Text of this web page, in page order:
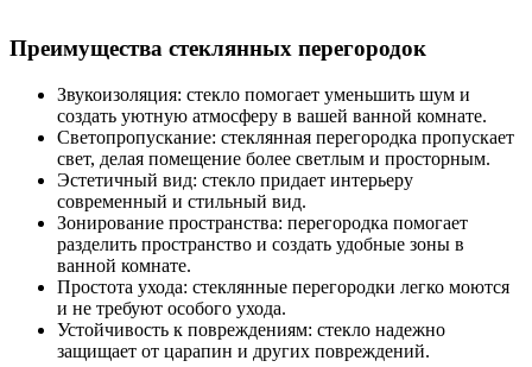
Преимущества стеклянных перегородок
Звукоизоляция: стекло помогает уменьшить шум и
создать уютную атмосферу в вашей ванной комнате.
Светопропускание: стеклянная перегородка пропускает
свет, делая помещение более светлым и просторным.
Эстетичный вид: стекло придает интерьеру
современный и стильный вид.
Зонирование пространства: перегородка помогает
разделить пространство и создать удобные зоны в
ванной комнате.
Простота ухода: стеклянные перегородки легко моются
и не требуют особого ухода.
Устойчивость к повреждениям: стекло надежно
защищает от царапин и других повреждений.